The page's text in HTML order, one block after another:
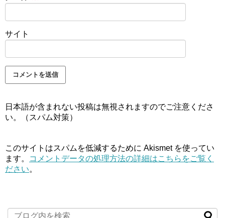
サイト
日本語が含まれない投稿は無視されますのでご注意くださ
い。（スパム対策）
このサイトはスパムを低減するために Akismet を使ってい
ます。
コメントデータの処理方法の詳細はこちらをご覧く
ださい。